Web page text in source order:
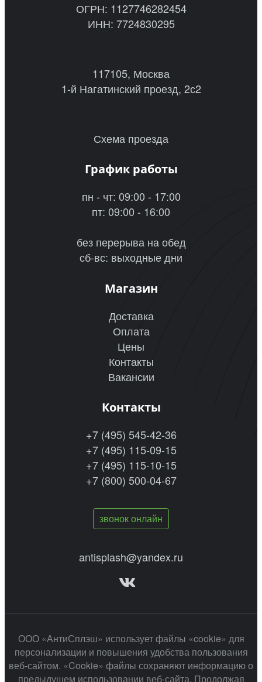
ОГРН: 1127746282454
ИНН: 7724830295
117105, Москва
1-й Нагатинский проезд, 2с2
Схема проезда
График работы
пн - чт: 09:00 - 17:00
пт: 09:00 - 16:00
без перерыва на обед
сб-вс: выходные дни
Магазин
Доставка
Оплата
Цены
Контакты
Вакансии
Контакты
+7 (495) 545-42-36
+7 (495) 115-09-15
+7 (495) 115-10-15
+7 (800) 500-04-67
звонок онлайн
antisplash@yandex.ru
ООО «АнтиСплэш» использует файлы «cookie» для
персонализации и повышения удобства пользования
веб-сайтом. «Cookie» файлы сохраняют информацию о
предыдущем использовании веб-сайта. Продолжая